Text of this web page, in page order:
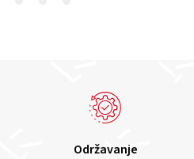
Održavanje